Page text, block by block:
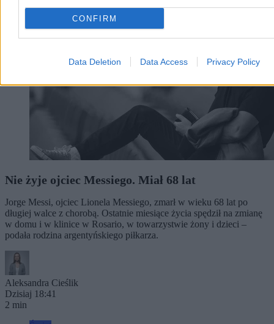
CONFIRM
Data Deletion Data Access Privacy Policy
Nie żyje ojciec Messiego. Miał 68 lat
Jorge Messi, ojciec Lionela Messiego, zmarł w wieku 68 lat po
długiej walce z chorobą. Ostatnie miesiące życia spędził na zmianę
w domu i w klinice w Rosario, w towarzystwie żony i dzieci –
podała rodzina argentyńskiego piłkarza.
Aleksandra Cieślik
Dzisiaj 18:41
2 min